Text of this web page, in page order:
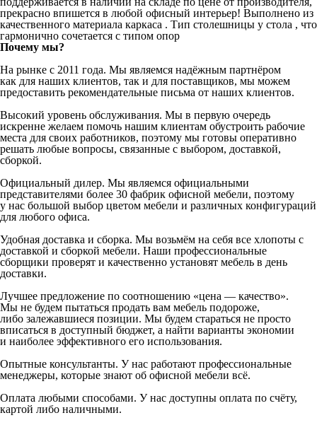
прекрасно впишется в любой офисный интерьер! Выполнено из
качественного материала каркаса . Тип столешницы у стола , что
гармонично сочетается с типом опор
Почему мы?
На рынке с 2011 года. Мы являемся надёжным партнёром
как для наших клиентов, так и для поставщиков, мы можем
предоставить рекомендательные письма от наших клиентов.
Высокий уровень обслуживания. Мы в первую очередь
искренне желаем помочь нашим клиентам обустроить рабочие
места для своих работников, поэтому мы готовы оперативно
решать любые вопросы, связанные с выбором, доставкой,
сборкой.
Официальный дилер. Мы являемся официальными
представителями более 30 фабрик офисной мебели, поэтому
у нас большой выбор цветом мебели и различных конфигураций
для любого офиса.
Удобная доставка и сборка. Мы возьмём на себя все хлопоты с
доставкой и сборкой мебели. Наши профессиональные
сборщики проверят и качественно установят мебель в день
доставки.
Лучшее предложение по соотношению «цена — качество».
Мы не будем пытаться продать вам мебель подороже,
либо залежавшиеся позиции. Мы будем стараться не просто
вписаться в доступный бюджет, а найти варианты экономии
и наиболее эффективного его использования.
Опытные консультанты. У нас работают профессиональные
менеджеры, которые знают об офисной мебели всё.
Оплата любыми способами. У нас доступны оплата по счёту,
картой либо наличными.